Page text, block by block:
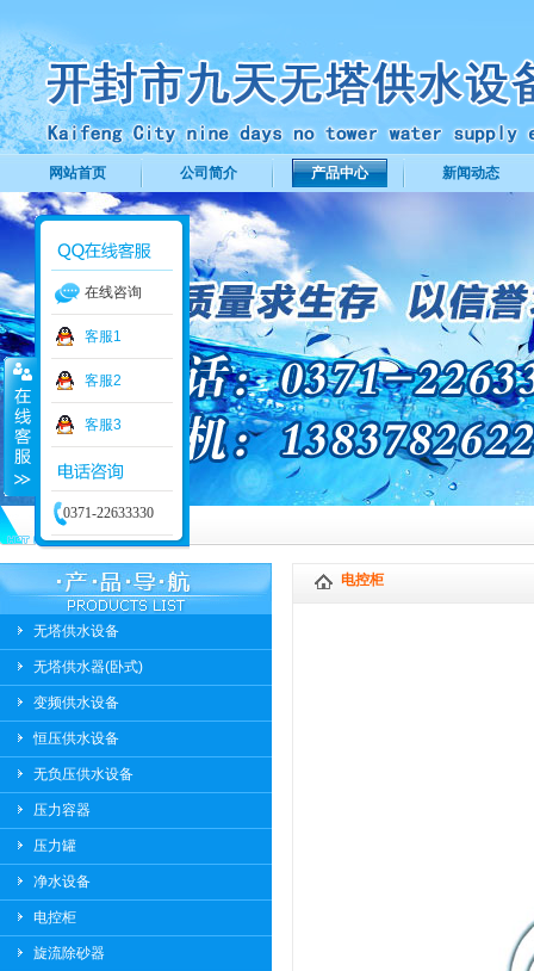
网站首页 公司简介 产品中心 新闻动态
无塔供水设备
无塔供水器(卧式)
变频供水设备
恒压供水设备
无负压供水设备
压力容器
压力罐
净水设备
电控柜
旋流除砂器
电控柜
在线咨询
客服1
客服2
客服3
0371-22633330